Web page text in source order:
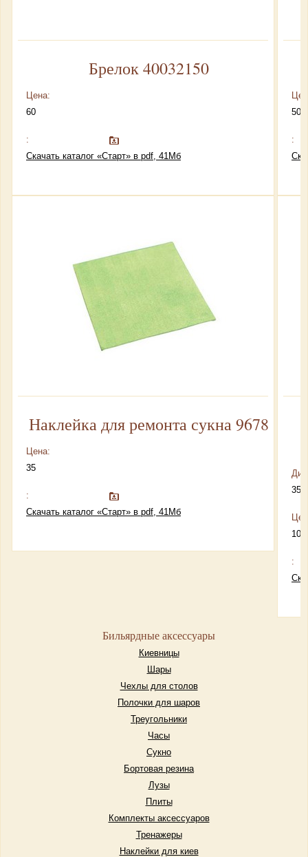
Брелок 40032150
Цена:
60
:
Скачать каталог «Старт» в pdf, 41Мб
50
:
Наклейка для ремонта сукна 9678
Цена:
35
:
Скачать каталог «Старт» в pdf, 41Мб
35
10
:
Бильярдные аксессуары
Киевницы
Шары
Чехлы для столов
Полочки для шаров
Треугольники
Часы
Сукно
Бортовая резина
Лузы
Плиты
Комплекты аксессуаров
Тренажеры
Наклейки для киев